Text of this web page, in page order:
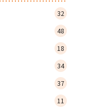
32
48
18
34
37
11